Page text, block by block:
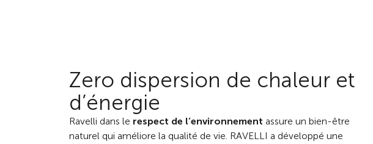
Zero dispersion de chaleur et
d’énergie
Ravelli dans le respect de l’environnement assure un bien-être
naturel qui améliore la qualité de vie. RAVELLI a développé une